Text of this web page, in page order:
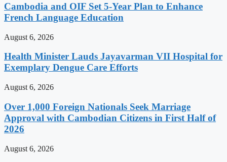
Cambodia and OIF Set 5-Year Plan to Enhance
French Language Education
August 6, 2026
Health Minister Lauds Jayavarman VII Hospital for
Exemplary Dengue Care Efforts
August 6, 2026
Over 1,000 Foreign Nationals Seek Marriage
Approval with Cambodian Citizens in First Half of
2026
August 6, 2026